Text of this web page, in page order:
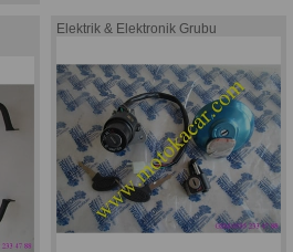
Elektrik & Elektronik Grubu